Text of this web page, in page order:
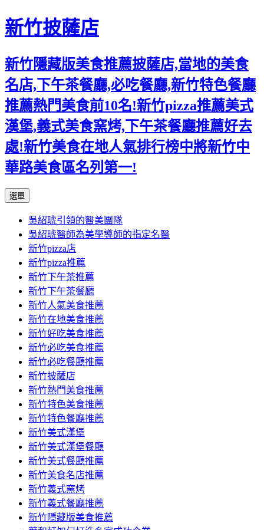
新竹披薩店
新竹隱藏版美食推薦披薩店,當地的美食
名店,下午茶餐廳,必吃餐廳,新竹特色餐廳
推薦熱門美食前10名!新竹pizza推薦美式
漢堡,義式美食窯烤,下午茶餐廳推薦好去
處!新竹美食在地人氣排行榜中將新竹中
華路美食區名列第一!
選單
主
要
內
容
吳紹琥引領的醫美團隊
吳紹琥醫師為美學導師的指定名醫
新竹pizza店
新竹pizza推薦
新竹下午茶推薦
新竹下午茶餐廳
新竹人氣美食推薦
新竹在地美食推薦
新竹好吃美食推薦
新竹必吃美食推薦
新竹必吃餐廳推薦
新竹披薩店
新竹熱門美食推薦
新竹特色美食推薦
新竹特色餐廳推薦
新竹美式漢堡
新竹美式漢堡餐廳
新竹美式餐廳推薦
新竹美食名店推薦
新竹義式窯烤
新竹義式餐廳推薦
新竹隱藏版美食推薦